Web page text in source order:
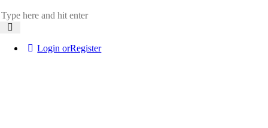
Login orRegister